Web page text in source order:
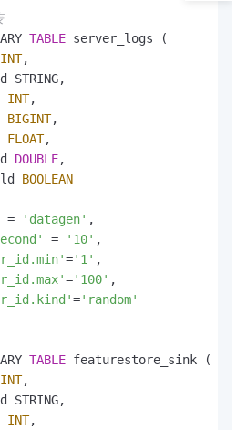
TABLE server_logs (
,
STRING,
INT,
BIGINT,
FLOAT,
DOUBLE,
BOOLEAN
= 'datagen' ,
= '10' ,
='1' ,
='100' ,
='random'
TABLE featurestore_sink (
,
STRING,
INT,